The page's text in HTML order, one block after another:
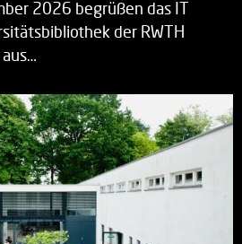
2026 begrüßen das IT
der RWTH